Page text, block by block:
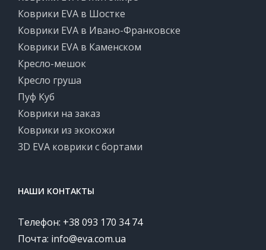
Коврики EVA в Шостке
Коврики EVA в Ивано-Франковске
Коврики EVA в Каменском
Кресло-мешок
Кресло груша
Пуф Куб
Коврики на заказ
Коврики из экокожи
3D EVA коврики с бортами
НАШИ КОНТАКТЫ
Телефон: +38 093 170 34 74
Почта: info@eva.com.ua